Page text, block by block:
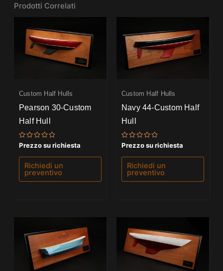
Prodotti Correlati
Custom Half Hulls
Pearson 30-Custom
Half Hull
Valutato
su
Prezzo su richiesta
Richiedi un
preventivo
Custom Half Hulls
Navy 44-Custom Half
Hull
Valutato
su
Prezzo su richiesta
Richiedi un
preventivo